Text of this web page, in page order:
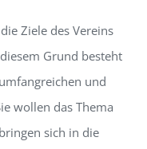
Ziele des Vereins
Grund besteht
und
wollen das Thema
sich in die